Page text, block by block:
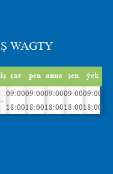
WAGTY
çar pen anna şen
ýek
-
09:00
18:00
09:00
18:00
09:00
18:00
09:00
18:00
09:00
18:00